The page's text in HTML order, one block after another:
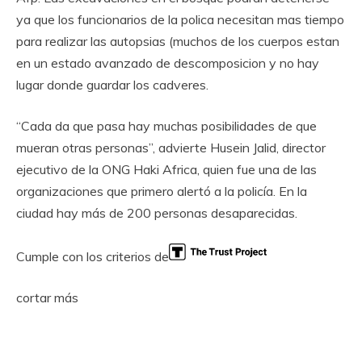
ya que los funcionarios de la polica necesitan mas tiempo
para realizar las autopsias (muchos de los cuerpos estan
en un estado avanzado de descomposicion y no hay
lugar donde guardar los cadveres.
“Cada da que pasa hay muchas posibilidades de que
mueran otras personas”, advierte Husein Jalid, director
ejecutivo de la ONG Haki Africa, quien fue una de las
organizaciones que primero alertó a la policía. En la
ciudad hay más de 200 personas desaparecidas.
Cumple con los criterios de
cortar más